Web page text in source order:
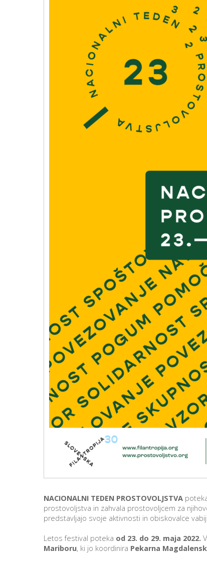
NACIONALNI TEDEN PROSTOVOLJSTVA
prostovoljstva in zahvala prostovoljcem za
predstavljajo svoje aktivnosti in obiskovalce
Letos festival poteka od 23. do 29. maja 2022.
Mariboru, ki jo koordinira Pekarna